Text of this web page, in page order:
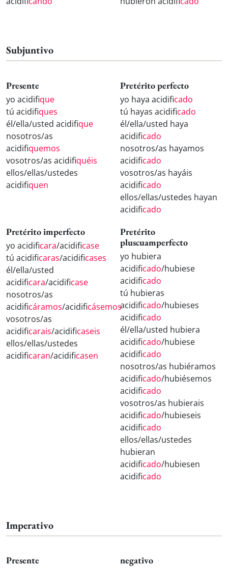
Subjuntivo
Presente
yo acidifique
tú acidifiques
él/ella/usted acidifique
nosotros/as
acidifiquemos
vosotros/as acidifiquéis
ellos/ellas/ustedes
acidifiquen
Pretérito perfecto
yo haya acidificado
tú hayas acidificado
él/ella/usted haya
acidificado
nosotros/as hayamos
acidificado
vosotros/as hayáis
acidificado
ellos/ellas/ustedes hayan
acidificado
Pretérito imperfecto
yo acidificara/acidificase
tú acidificaras/acidificases
él/ella/usted
acidificara/acidificase
nosotros/as
acidificáramos/acidificásemos
vosotros/as
acidificarais/acidificaseis
ellos/ellas/ustedes
acidificaran/acidificasen
Pretérito
pluscuamperfecto
yo hubiera
acidificado/hubiese
acidificado
tú hubieras
acidificado/hubieses
acidificado
él/ella/usted hubiera
acidificado/hubiese
acidificado
nosotros/as hubiéramos
acidificado/hubiésemos
acidificado
vosotros/as hubierais
acidificado/hubieseis
acidificado
ellos/ellas/ustedes
hubieran
acidificado/hubiesen
acidificado
Imperativo
Presente negativo